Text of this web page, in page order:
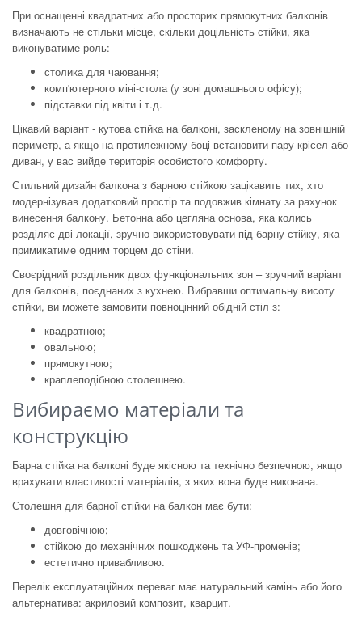
При оснащенні квадратних або просторих прямокутних балконів
визначають не стільки місце, скільки доцільність стійки, яка
виконуватиме роль:
столика для чаювання;
комп'ютерного міні-стола (у зоні домашнього офісу);
підставки під квіти і т.д.
Цікавий варіант - кутова стійка на балконі, заскленому на зовнішній
периметр, а якщо на протилежному боці встановити пару крісел або
диван, у вас вийде територія особистого комфорту.
Стильний дизайн балкона з барною стійкою зацікавить тих, хто
модернізував додатковий простір та подовжив кімнату за рахунок
винесення балкону. Бетонна або цегляна основа, яка колись
розділяє дві локації, зручно використовувати під барну стійку, яка
примикатиме одним торцем до стіни.
Своєрідний роздільник двох функціональних зон – зручний варіант
для балконів, поєднаних з кухнею. Вибравши оптимальну висоту
стійки, ви можете замовити повноцінний обідній стіл з:
квадратною;
овальною;
прямокутною;
краплеподібною столешнею.
Вибираємо матеріали та
конструкцію
Барна стійка на балконі буде якісною та технічно безпечною, якщо
врахувати властивості матеріалів, з яких вона буде виконана.
Столешня для барної стійки на балкон має бути:
довговічною;
стійкою до механічних пошкоджень та УФ-променів;
естетично привабливою.
Перелік експлуатаційних переваг має натуральний камінь або його
альтернатива: акриловий композит, кварцит.